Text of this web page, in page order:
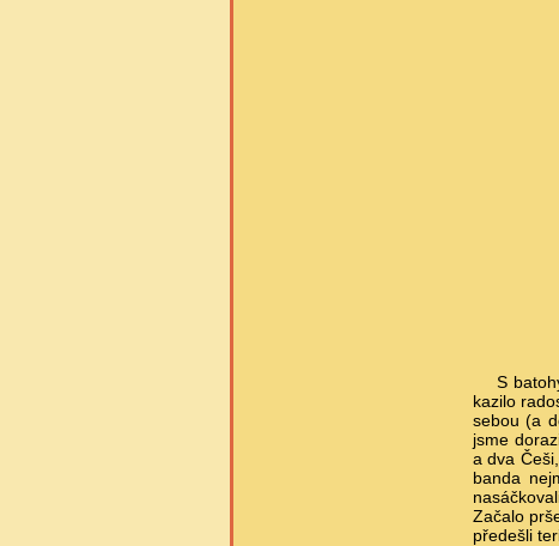
S
kazilo
sebou (a
jsme
a dva
banda
Začalo
předešli